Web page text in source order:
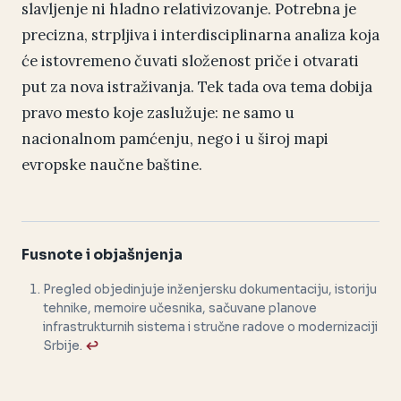
slavljenje ni hladno relativizovanje. Potrebna je
precizna, strpljiva i interdisciplinarna analiza koja
će istovremeno čuvati složenost priče i otvarati
put za nova istraživanja. Tek tada ova tema dobija
pravo mesto koje zaslužuje: ne samo u
nacionalnom pamćenju, nego i u široj mapi
evropske naučne baštine.
Fusnote i objašnjenja
Pregled objedinjuje inženjersku dokumentaciju, istoriju
tehnike, memoire učesnika, sačuvane planove
infrastrukturnih sistema i stručne radove o modernizaciji
Srbije. ↩